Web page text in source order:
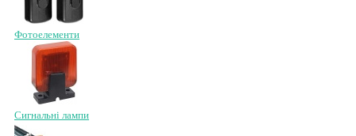
Фотоелементи
Сигнальні лампи